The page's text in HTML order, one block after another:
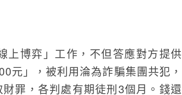
上博弈」工作，不但答應對方提供
元」，被利用淪為詐騙集團共犯，
罪，各判處有期徒刑3個月。錢還